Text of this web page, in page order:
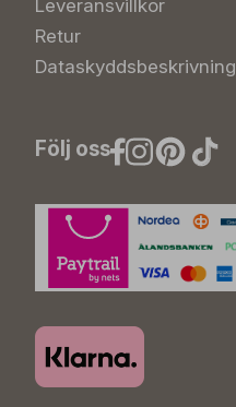
Leveransvillkor
Retur
Dataskyddsbeskrivning
Följ oss